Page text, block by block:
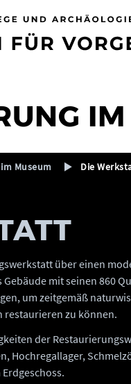
Museum Die
über einen
mit seinen 860
um zeitgemäß
restaurieren zu können.
der
Hochregallager,